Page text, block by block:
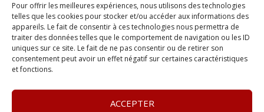
Pour offrir les meilleures expériences, nous utilisons des technologies
telles que les cookies pour stocker et/ou accéder aux informations des
appareils. Le fait de consentir à ces technologies nous permettra de
traiter des données telles que le comportement de navigation ou les ID
uniques sur ce site. Le fait de ne pas consentir ou de retirer son
consentement peut avoir un effet négatif sur certaines caractéristiques
et fonctions.
ACCEPTER